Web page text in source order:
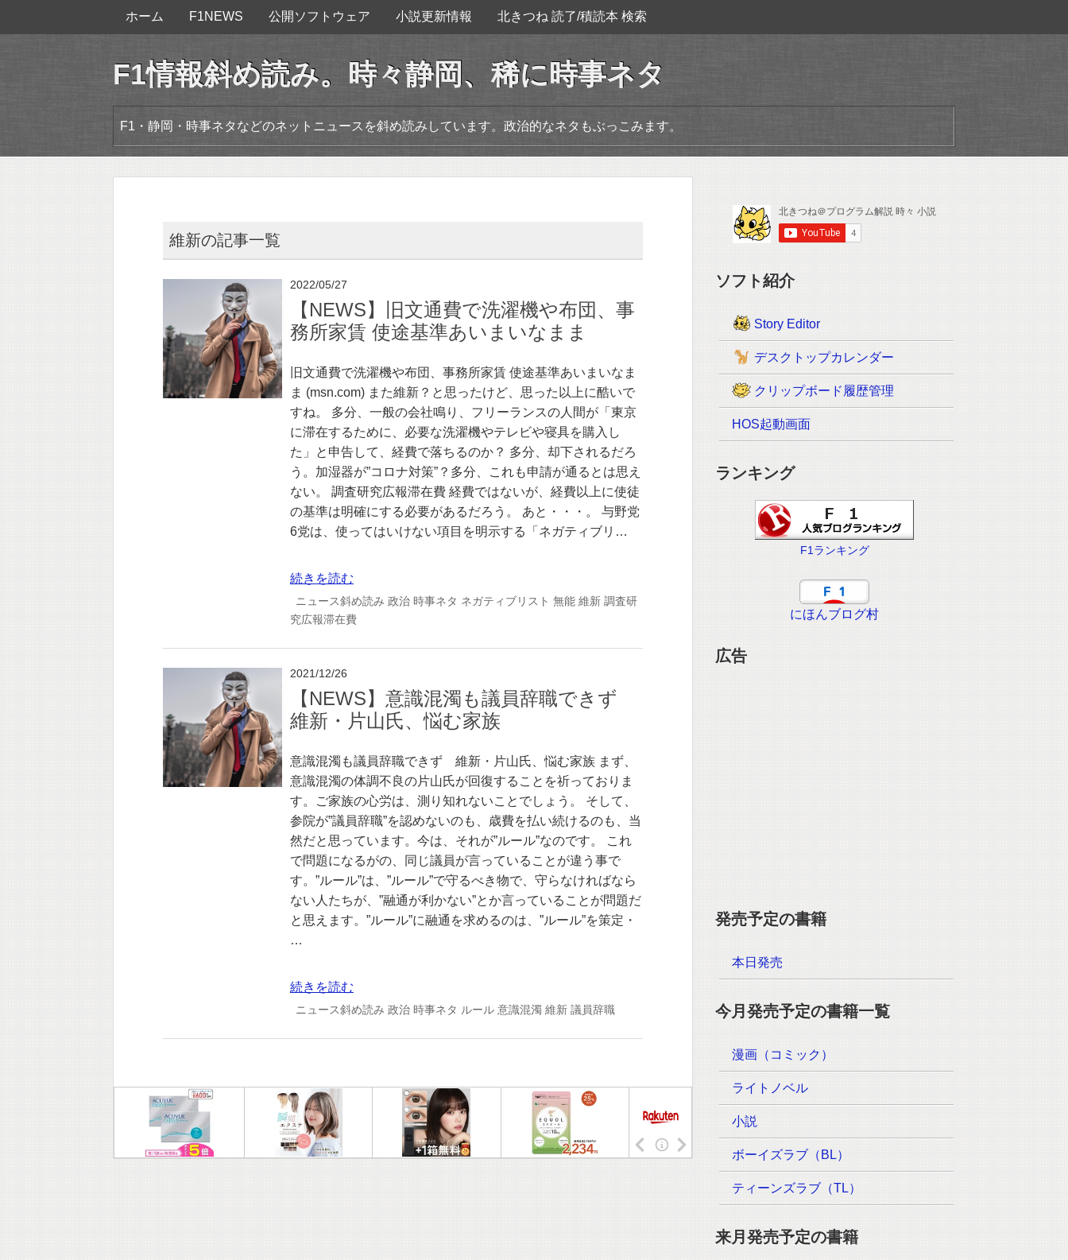
ホーム F1NEWS 公開ソフトウェア 小説更新情報 北きつね 読了/積読本 検索
F1情報斜め読み。時々静岡、稀に時事ネタ
F1・静岡・時事ネタなどのネットニュースを斜め読みしています。政治的なネタもぶっこみます。
維新の記事一覧
2022/05/27
【NEWS】旧文通費で洗濯機や布団、事
務所家賃 使途基準あいまいなまま
旧文通費で洗濯機や布団、事務所家賃 使途基準あいまいなま
ま (msn.com) また維新？と思ったけど、思った以上に酷いで
すね。 多分、一般の会社鳴り、フリーランスの人間が「東京
に滞在するために、必要な洗濯機やテレビや寝具を購入し
た」と申告して、経費で落ちるのか？ 多分、却下されるだろ
う。加湿器が”コロナ対策”？多分、これも申請が通るとは思え
ない。 調査研究広報滞在費 経費ではないが、経費以上に使徒
の基準は明確にする必要があるだろう。 あと・・・。 与野党
6党は、使ってはいけない項目を明示する「ネガティブリ…
続きを読む
ニュース斜め読み 政治 時事ネタ ネガティブリスト 無能 維新 調査研
究広報滞在費
2021/12/26
【NEWS】意識混濁も議員辞職できず
維新・片山氏、悩む家族
意識混濁も議員辞職できず 維新・片山氏、悩む家族 まず、
意識混濁の体調不良の片山氏が回復することを祈っておりま
す。ご家族の心労は、測り知れないことでしょう。 そして、
参院が”議員辞職”を認めないのも、歳費を払い続けるのも、当
然だと思っています。今は、それが”ルール”なのです。 これ
で問題になるがの、同じ議員が言っていることが違う事で
す。”ルール”は、”ルール”で守るべき物で、守らなければなら
ない人たちが、”融通が利かない”とか言っていることが問題だ
と思えます。”ルール”に融通を求めるのは、”ルール”を策定・
…
続きを読む
ニュース斜め読み 政治 時事ネタ ルール 意識混濁 維新 議員辞職
ソフト紹介
Story Editor
デスクトップカレンダー
クリップボード履歴管理
HOS起動画面
ランキング
F1ランキング
にほんブログ村
広告
発売予定の書籍
本日発売
今月発売予定の書籍一覧
漫画（コミック）
ライトノベル
小説
ボーイズラブ（BL）
ティーンズラブ（TL）
来月発売予定の書籍